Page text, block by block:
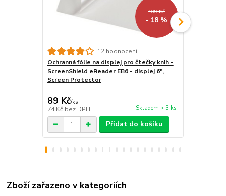
109 Kč
- 18 %
12 hodnocení
Ochranná fólie na displej pro čtečky knih -
ScreenShield eReader EB6 - displej 6",
Screen Protector
89 Kč/ks
74 Kč bez DPH Skladem > 3 ks
Přidat do košíku
Zboží zařazeno v kategoriích